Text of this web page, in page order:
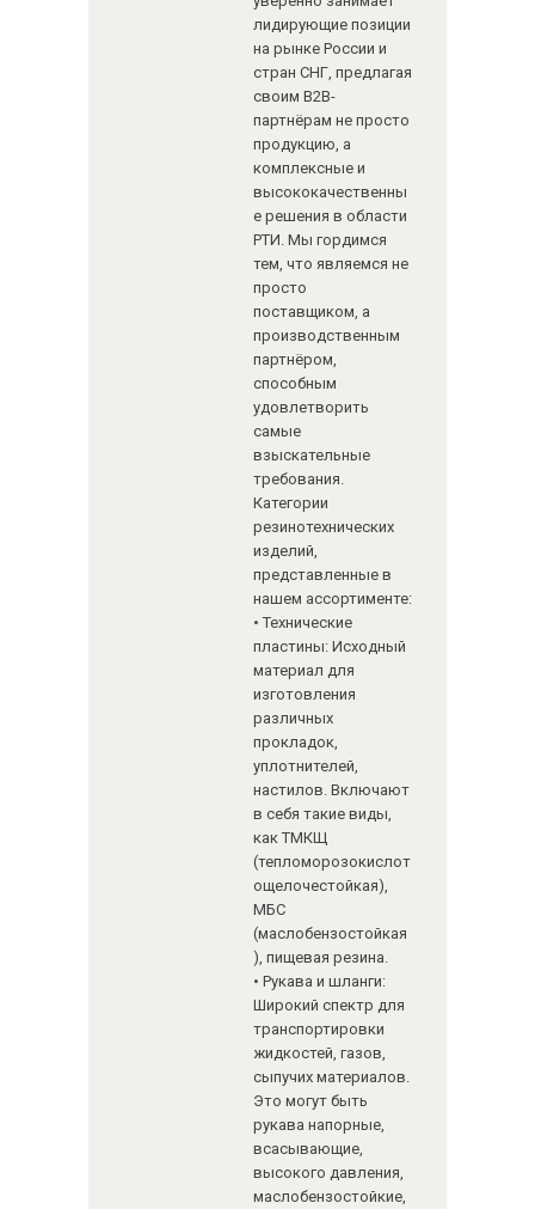
лидирующие позиции
на рынке России и
стран СНГ, предлагая
своим B2B-
партнёрам не просто
продукцию, а
комплексные и
высококачественны
е решения в области
РТИ. Мы гордимся
тем, что являемся не
просто
поставщиком, а
производственным
партнёром,
способным
удовлетворить
самые
взыскательные
требования.
Категории
резинотехнических
изделий,
представленные в
нашем ассортименте:
• Технические
пластины: Исходный
материал для
изготовления
различных
прокладок,
уплотнителей,
настилов. Включают
в себя такие виды,
как ТМКЩ
(тепломорозокислот
ощелочестойкая),
МБС
(маслобензостойкая
), пищевая резина.
• Рукава и шланги:
Широкий спектр для
транспортировки
жидкостей, газов,
сыпучих материалов.
Это могут быть
рукава напорные,
всасывающие,
высокого давления,
маслобензостойкие,